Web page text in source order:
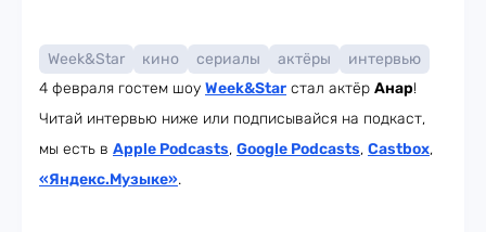
Week&Star кино сериалы актёры
интервью
4 февраля гостем шоу Week&Star стал актёр Анар!
Читай интервью ниже или подписывайся на подкаст,
мы есть в Apple Podcasts, Google Podcasts, Castbox,
«Яндекс.Музыке».